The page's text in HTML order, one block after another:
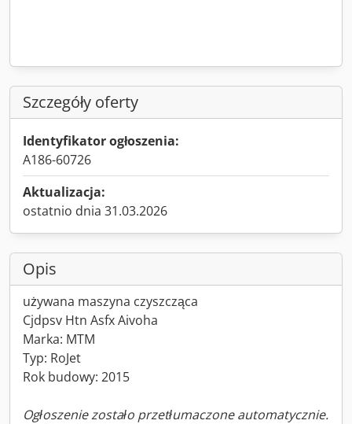
Szczegóły oferty
Identyfikator ogłoszenia:
A186-60726
Aktualizacja:
ostatnio dnia 31.03.2026
Opis
używana maszyna czyszcząca
Cjdpsv Htn Asfx Aivoha
Marka: MTM
Typ: RoJet
Rok budowy: 2015
Ogłoszenie zostało przetłumaczone automatycznie.